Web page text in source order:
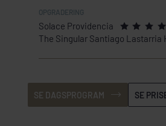
Solace Providencia
The Singular Santiago Lastarria
SE DAGSPROGRAM SE